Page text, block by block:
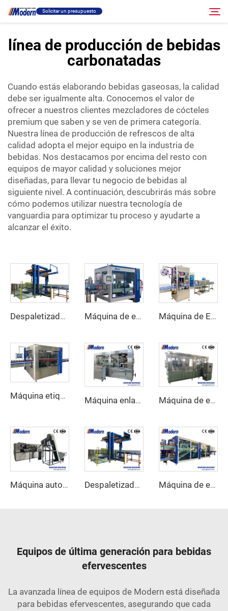
Solicitar un presupuesto
Llenado Y Empaque
Acerca
Vídeo
Contacto
Sitio RU
línea de producción de bebidas
carbonatadas
Cuando estás elaborando bebidas gaseosas, la calidad
debe ser igualmente alta. Conocemos el valor de
ofrecer a nuestros clientes mezcladores de cócteles
premium que saben y se ven de primera categoría.
Nuestra línea de producción de refrescos de alta
calidad adopta el mejor equipo en la industria de
bebidas. Nos destacamos por encima del resto con
equipos de mayor calidad y soluciones mejor
diseñadas, para llevar tu negocio de bebidas al
siguiente nivel. A continuación, descubrirás más sobre
cómo podemos utilizar nuestra tecnología de
vanguardia para optimizar tu proceso y ayudarte a
alcanzar el éxito.
Despaletizador automático de botellas Máquina de empaquetado en cartón automática Máquina de Etiquetado con Manga Reductora
Máquina etiquetadora rotativa de etiquetas autoadhesivas
Máquina enlatadora de refrescos carbonatados Máquina de enlatado de cerveza
Máquina automática de soplado de botellas para mascotas Despaletizador automático para latas y botellas vacías Máquina de embalaje retráctil de cartón de media bandeja combinada
Equipos de última generación para bebidas
efervescentes
La avanzada línea de equipos de Modern está diseñada
para bebidas efervescentes, asegurando que cada